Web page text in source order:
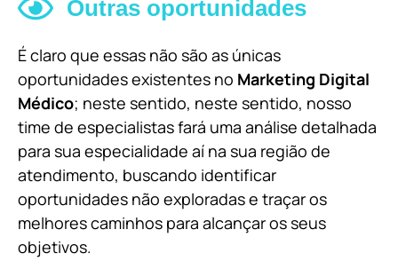
Outras oportunidades
É claro que essas não são as únicas
oportunidades existentes no Marketing Digital
Médico; neste sentido, neste sentido, nosso
time de especialistas fará uma análise detalhada
para sua especialidade aí na sua região de
atendimento, buscando identificar
oportunidades não exploradas e traçar os
melhores caminhos para alcançar os seus
objetivos.